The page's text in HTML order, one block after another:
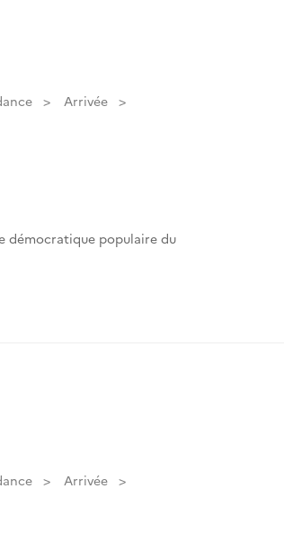
Arrivée
démocratique populaire du
Arrivée